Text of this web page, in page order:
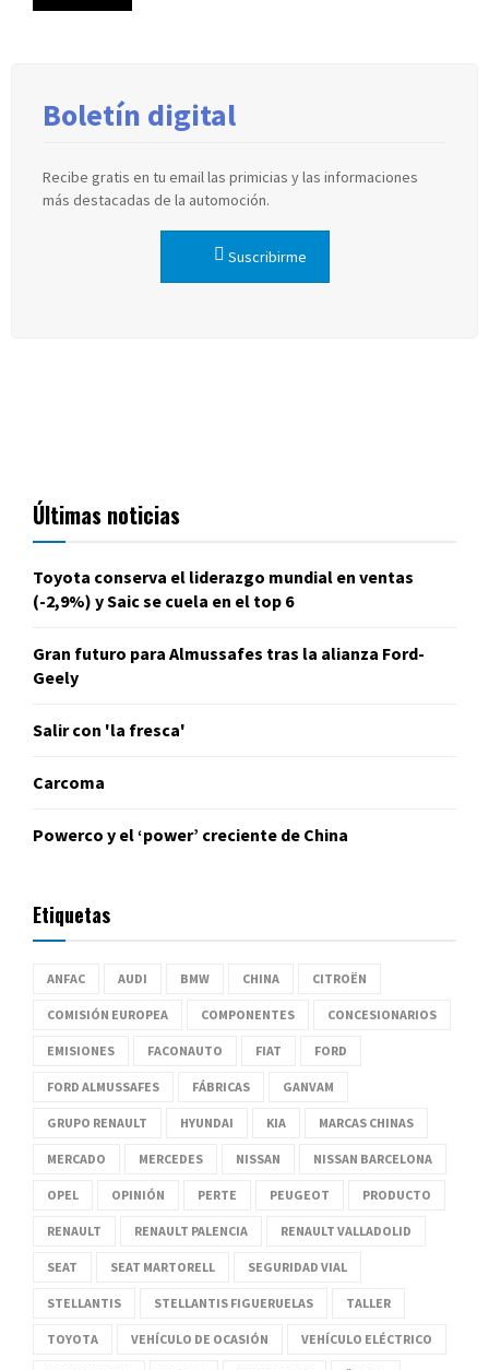
Boletín digital
Recibe gratis en tu email las primicias y las informaciones
más destacadas de la automoción.
Suscribirme
Últimas noticias
Toyota conserva el liderazgo mundial en ventas
(-2,9%) y Saic se cuela en el top 6
Gran futuro para Almussafes tras la alianza Ford-
Geely
Salir con 'la fresca'
Carcoma
Powerco y el ‘power’ creciente de China
Etiquetas
ANFAC AUDI BMW CHINA CITROËN
COMISIÓN EUROPEA COMPONENTES CONCESIONARIOS
EMISIONES FACONAUTO FIAT FORD
FORD ALMUSSAFES FÁBRICAS GANVAM
GRUPO RENAULT HYUNDAI KIA MARCAS CHINAS
MERCADO MERCEDES NISSAN NISSAN BARCELONA
OPEL OPINIÓN PERTE PEUGEOT PRODUCTO
RENAULT RENAULT PALENCIA RENAULT VALLADOLID
SEAT SEAT MARTORELL SEGURIDAD VIAL
STELLANTIS STELLANTIS FIGUERUELAS TALLER
TOYOTA VEHÍCULO DE OCASIÓN VEHÍCULO ELÉCTRICO